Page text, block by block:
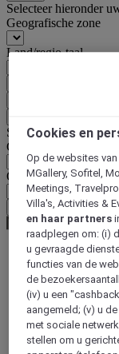
Selecteer hieronder
Geografische zone
Land/regio-taal
Selecteer hieronder
Geografische zone
Offerte
Bevestig mijn valuta
World
Asia
Thailand
Nonthaburi
Cookies en
Op de websites van
MGallery, Sofitel,
Meetings,
Villa's, Activities &
en haar partners
raadplegen om: (i)
u gevraagde
functies van de
de
(iv) u een
aangemeld; (v) u
met sociale
stellen om u